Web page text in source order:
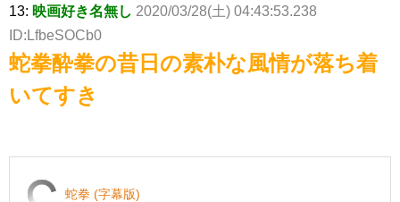
13: 映画好き名無し 2020/03/28(土) 04:43:53.238
ID:LfbeSOCb0
蛇拳酔拳の昔日の素朴な風情が落ち着
いてすき
蛇拳 (字幕版)